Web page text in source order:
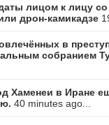
лицом к лицу
дрон-камикадзе
в
собранием
Хаменеи в Иране
40 minutes ago...